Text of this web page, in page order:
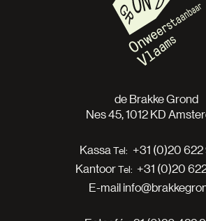
de Brakke Grond
Nes 45, 1012 KD
Kassa
+31 (0)20 622
Kantoor
+31 (0)20
E-mail